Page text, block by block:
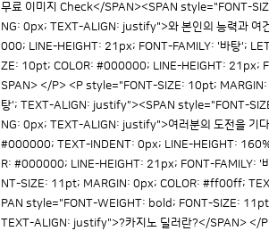
무료 이미지 Check</SPAN><SPAN style="FONT-
NG: 0px; TEXT-ALIGN: justify">와 본인의 능력과
000; LINE-HEIGHT: 21px; FONT-FAMILY: '바탕';
ZE: 10pt; COLOR: #000000; LINE-HEIGHT: 21px;
SPAN> </P> <P style="FONT-SIZE: 10pt;
탕'; TEXT-ALIGN: justify"><SPAN style="FONT-
NG: 0px; TEXT-ALIGN: justify">여러분의 도전을
#000000; TEXT-INDENT: 0px; LINE-HEIGHT:
R: #000000; LINE-HEIGHT: 21px; FONT-FAMILY:
NT-SIZE: 11pt; MARGIN: 0px; COLOR: #ff00ff;
PAN style="FONT-WEIGHT: bold; FONT-SIZE:
TEXT-ALIGN: justify">?카지노 딜러란?</SPAN>